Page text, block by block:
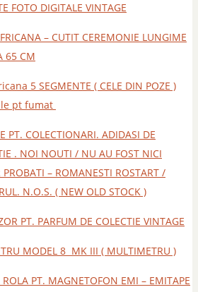
FOTO DIGITALE VINTAGE
– CUTIT CEREMONIE LUNGIME
65 CM
5 SEGMENTE ( CELE DIN POZE )
pt fumat
PT. COLECTIONARI. ADIDASI DE
. NOI NOUTI / NU AU FOST NICI
PROBATI – ROMANESTI ROSTART /
N.O.S. ( NEW OLD STOCK )
PT. PARFUM DE COLECTIE VINTAGE
MODEL 8 MK III ( MULTIMETRU )
PT. MAGNETOFON EMI – EMITAPE